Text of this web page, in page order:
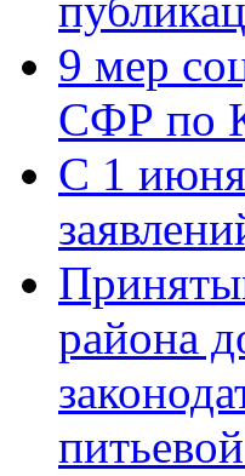
9 мер
СФР по
С 1 июня
района